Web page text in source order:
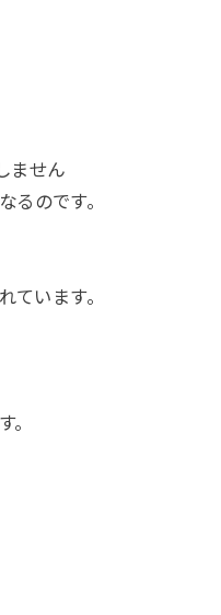
ません
るのです。
ています。
。